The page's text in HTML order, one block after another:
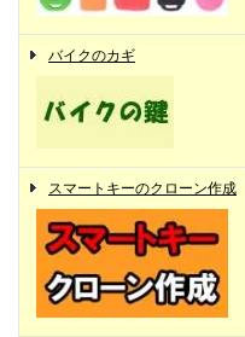
バイクのカギ
スマートキーのクローン作成